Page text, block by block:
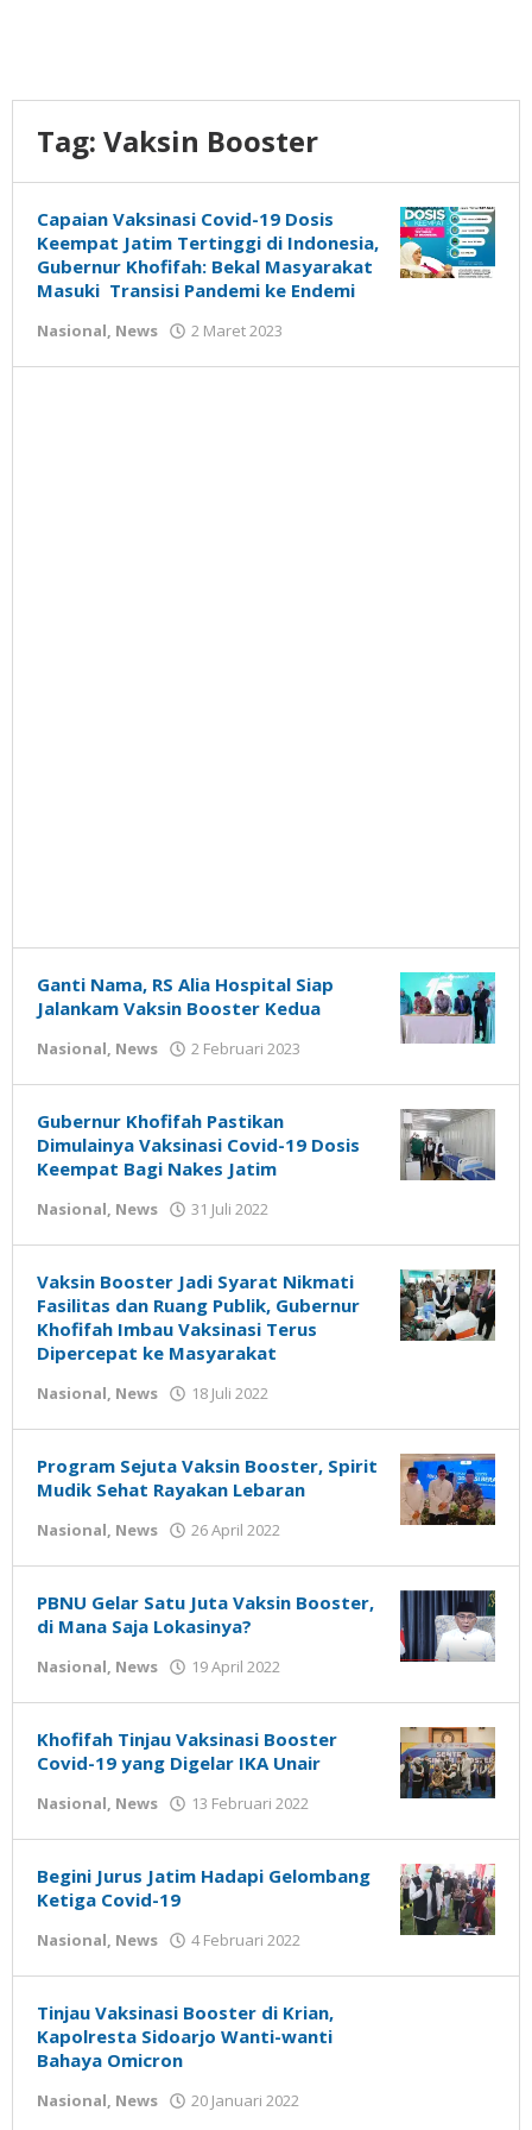
Tag: Vaksin Booster
Capaian Vaksinasi Covid-19 Dosis
Keempat Jatim Tertinggi di Indonesia,
Gubernur Khofifah: Bekal Masyarakat
Masuki Transisi Pandemi ke Endemi
Nasional, News 2 Maret 2023
Susanto
Ganti Nama, RS Alia Hospital Siap
Jalankam Vaksin Booster Kedua
Nasional, News 2 Februari 2023
Susanto
Gubernur Khofifah Pastikan
Dimulainya Vaksinasi Covid-19 Dosis
Keempat Bagi Nakes Jatim
Nasional, News 31 Juli 2022
Susanto
Vaksin Booster Jadi Syarat Nikmati
Fasilitas dan Ruang Publik, Gubernur
Khofifah Imbau Vaksinasi Terus
Dipercepat ke Masyarakat
Nasional, News 18 Juli 2022
Susanto
Program Sejuta Vaksin Booster, Spirit
Mudik Sehat Rayakan Lebaran
Nasional, News 26 April 2022
Susanto
PBNU Gelar Satu Juta Vaksin Booster,
di Mana Saja Lokasinya?
Nasional, News 19 April 2022
Susanto
Khofifah Tinjau Vaksinasi Booster
Covid-19 yang Digelar IKA Unair
Nasional, News 13 Februari 2022
Susanto
Begini Jurus Jatim Hadapi Gelombang
Ketiga Covid-19
Nasional, News 4 Februari 2022
Susanto
Tinjau Vaksinasi Booster di Krian,
Kapolresta Sidoarjo Wanti-wanti
Bahaya Omicron
Nasional, News 20 Januari 2022